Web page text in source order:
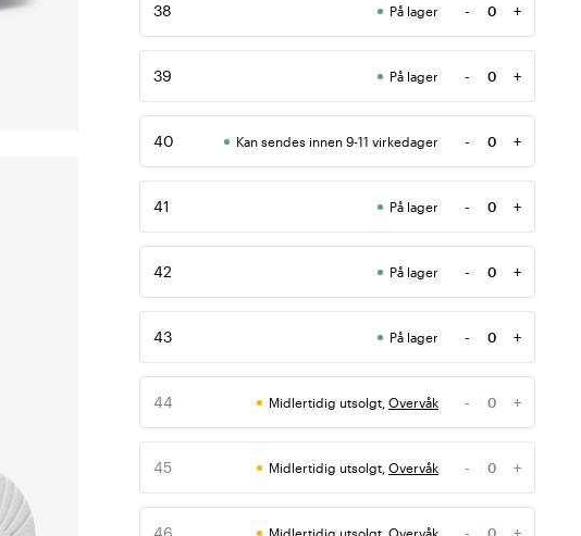
38 På lager -
Antall
+
39 På lager -
Antall
+
40 Kan sendes innen 9-11 virkedager -
Antall
+
41 På lager -
Antall
+
42 På lager -
Antall
+
43 På lager -
Antall
+
44 Midlertidig utsolgt, Overvåk -
Antall
+
45 Midlertidig utsolgt, Overvåk -
Antall
+
46 Midlertidig utsolgt, Overvåk - +